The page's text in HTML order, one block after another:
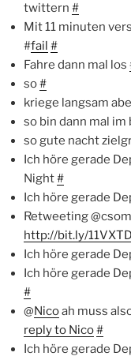
twittern #
Mit 11 minuten
#fail #
Fahre dann mal los
so#
kriege langsam
so bin dann mal
so gute nacht
Ich höre gerade
Night#
Ich höre gerade
Retweeting
http://bit.ly/11VXTD
Ich höre gerade
Ich höre gerade
#
@Nicoah muss
reply to Nico#
Ich höre gerade